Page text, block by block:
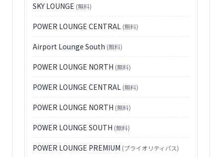
SKY LOUNGE (無料)
POWER LOUNGE CENTRAL (無料)
Airport Lounge South (無料)
POWER LOUNGE NORTH (無料)
POWER LOUNGE CENTRAL (無料)
POWER LOUNGE NORTH (無料)
POWER LOUNGE SOUTH (無料)
POWER LOUNGE PREMIUM (プライオリティパス)